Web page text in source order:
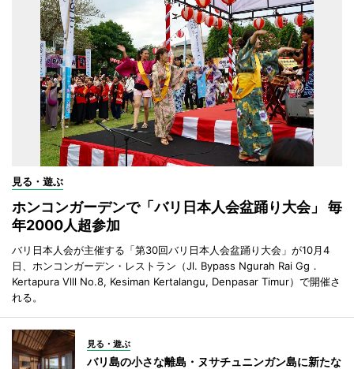
見る・遊ぶ
ホンコンガーデンで「バリ日本人会盆踊り大会」 毎
年2000人超参加
バリ日本人会が主催する「第30回バリ日本人会盆踊り大会」が10月4
日、ホンコンガーデン・レストラン（Jl. Bypass Ngurah Rai Gg．
Kertapura Vlll No.8, Kesiman Kertalangu, Denpasar Timur）で開催さ
れる。
見る・遊ぶ
バリ島の小さな離島・ヌサチュニンガン島に新たな